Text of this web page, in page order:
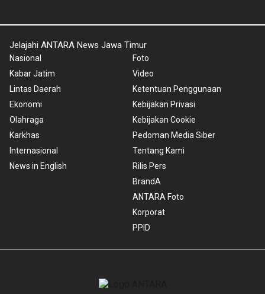
Jelajahi ANTARA News Jawa Timur
Nasional
Kabar Jatim
Lintas Daerah
Ekonomi
Olahraga
Karkhas
Internasional
News in English
Foto
Video
Ketentuan Penggunaan
Kebijakan Privasi
Kebijakan Cookie
Pedoman Media Siber
Tentang Kami
Rilis Pers
BrandA
ANTARA Foto
Korporat
PPID